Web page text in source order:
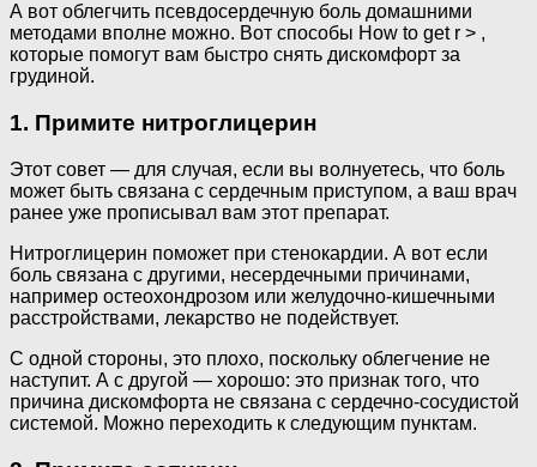
А вот облегчить псевдосердечную боль домашними
методами вполне можно. Вот способы How to get r > ,
которые помогут вам быстро снять дискомфорт за
грудиной.
1. Примите нитроглицерин
Этот совет — для случая, если вы волнуетесь, что боль
может быть связана с сердечным приступом, а ваш врач
ранее уже прописывал вам этот препарат.
Нитроглицерин поможет при стенокардии. А вот если
боль связана с другими, несердечными причинами,
например остеохондрозом или желудочно-кишечными
расстройствами, лекарство не подействует.
С одной стороны, это плохо, поскольку облегчение не
наступит. А с другой — хорошо: это признак того, что
причина дискомфорта не связана с сердечно-сосудистой
системой. Можно переходить к следующим пунктам.